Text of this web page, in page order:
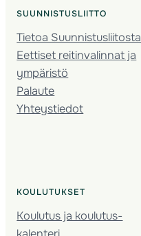
SUUNNISTUSLIITTO
Tietoa Suunnistusliitosta
Eettiset reitinvalinnat ja
ympäristö
Palaute
Yhteystiedot
KOULUTUKSET
Koulutus ja koulutus­